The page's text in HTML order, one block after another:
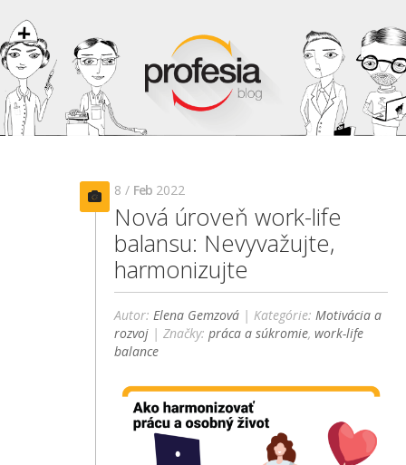
8 / Feb 2022
Nová úroveň work-life
balansu: Nevyvažujte,
harmonizujte
Autor:Elena Gemzová | Kategórie:Motivácia a
rozvoj | Značky:práca a súkromie,work-life
balance